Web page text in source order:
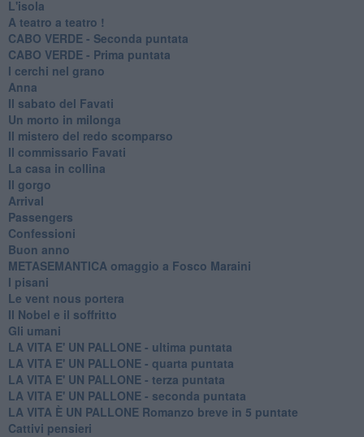
L'isola
A teatro a teatro !
CABO VERDE - Seconda puntata
CABO VERDE - Prima puntata
I cerchi nel grano
Anna
Il sabato del Favati
Un morto in milonga
Il mistero del redo scomparso
Il commissario Favati
La casa in collina
Il gorgo
Arrival
Passengers
Confessioni
Buon anno
METASEMANTICA omaggio a Fosco Maraini
I pisani
Le vent nous portera
Il Nobel e il soffritto
Gli umani
LA VITA E' UN PALLONE - ultima puntata
LA VITA E' UN PALLONE - quarta puntata
LA VITA E' UN PALLONE - terza puntata
LA VITA E' UN PALLONE - seconda puntata
LA VITA È UN PALLONE Romanzo breve in 5 puntate
Cattivi pensieri